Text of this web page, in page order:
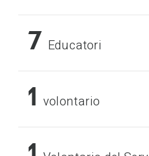
7 Educatori
1 volontario